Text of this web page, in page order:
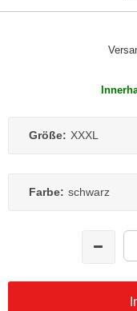
Größe: XXXL
Farbe: schwarz